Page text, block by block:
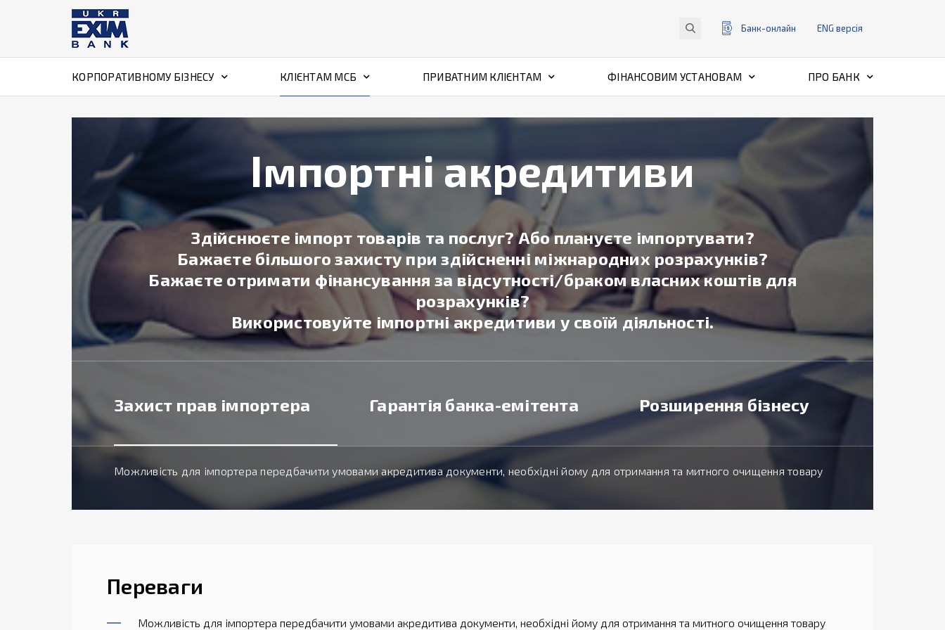
Банк-онлайн ENG версiя
КОРПОРАТИВНОМУ БІЗНЕСУ КЛІЄНТАМ МСБ ПРИВАТНИМ КЛІЄНТАМ ФІНАНСОВИМ УСТАНОВАМ ПРО БАНК
Імпортні акредитиви
Здійснюєте імпорт товарів та послуг? Або плануєте імпортувати?
Бажаєте більшого захисту при здійсненні міжнародних розрахунків?
Бажаєте отримати фінансування за відсутності/браком власних коштів для
розрахунків?
Використовуйте імпортні акредитиви у своїй діяльності.
Захист прав імпортера Гарантія банка-емітента Розширення бізнесу
Можливість для імпортера передбачити умовами акредитива документи, необхідні йому для отримання та митного очищення товару
Переваги
Можливість для імпортера передбачити умовами акредитива документи, необхідні йому для отримання та митного очищення товару